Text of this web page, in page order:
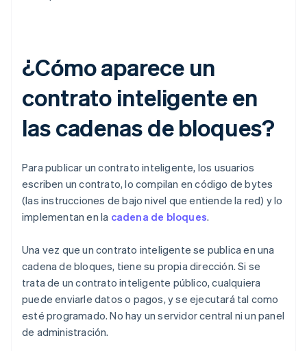
¿Cómo aparece un
contrato inteligente en
las cadenas de bloques?
Para publicar un contrato inteligente, los usuarios
escriben un contrato, lo compilan en código de bytes
(las instrucciones de bajo nivel que entiende la red) y lo
implementan en la cadena de bloques.
Una vez que un contrato inteligente se publica en una
cadena de bloques, tiene su propia dirección. Si se
trata de un contrato inteligente público, cualquiera
puede enviarle datos o pagos, y se ejecutará tal como
esté programado. No hay un servidor central ni un panel
de administración.